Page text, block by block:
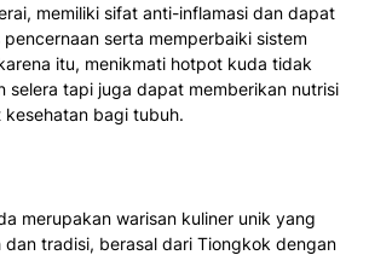
memiliki sifat anti-inflamasi dan dapat
serta memperbaiki sistem
itu, menikmati hotpot kuda tidak
selera tapi juga dapat memberikan nutrisi
bagi tubuh.
merupakan warisan kuliner unik yang
dan tradisi, berasal dari Tiongkok dengan